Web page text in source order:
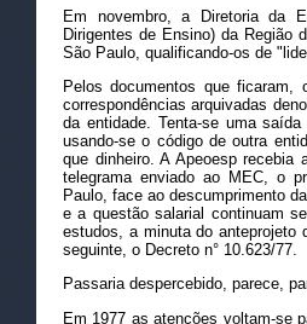
Em novembro, a Diretoria da
Dirigentes de Ensino) da Região
São Paulo, qualificando-os de
Pelos documentos que
correspondências arquivadas
da entidade. Tenta-se uma
usando-se o código de outra
que dinheiro. A Apeoesp
telegrama enviado ao MEC, o
Paulo, face ao descumprimento
e a questão salarial continuam
estudos, a minuta do anteprojeto
seguinte, o Decreto n° 10.623/77.
Passaria despercebido, parece,
Em 1977 as atenções voltam-se